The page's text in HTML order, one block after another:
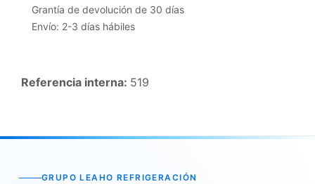
Grantía de devolución de 30 días
Envío: 2-3 días hábiles
Referencia interna: 519
GRUPO LEAHO REFRIGERACIÓN